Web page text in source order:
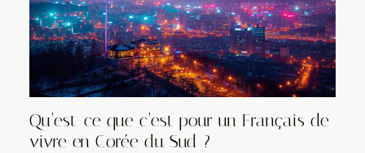
Qu’est-ce que c’est pour un Français de
vivre en Corée du Sud ?